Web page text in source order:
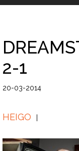
2-1
20-03-2014
HEIGO